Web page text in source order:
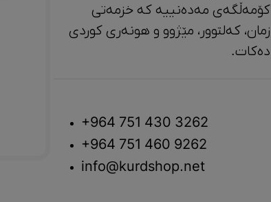
کۆمەڵگەی مەدەنییە کە خزمەتی
زمان، کەلتوور، مێژوو و ‎هونەری کوردی
دەکات.
+964 751 430 3262
+964 751 460 9262
info@kurdshop.net